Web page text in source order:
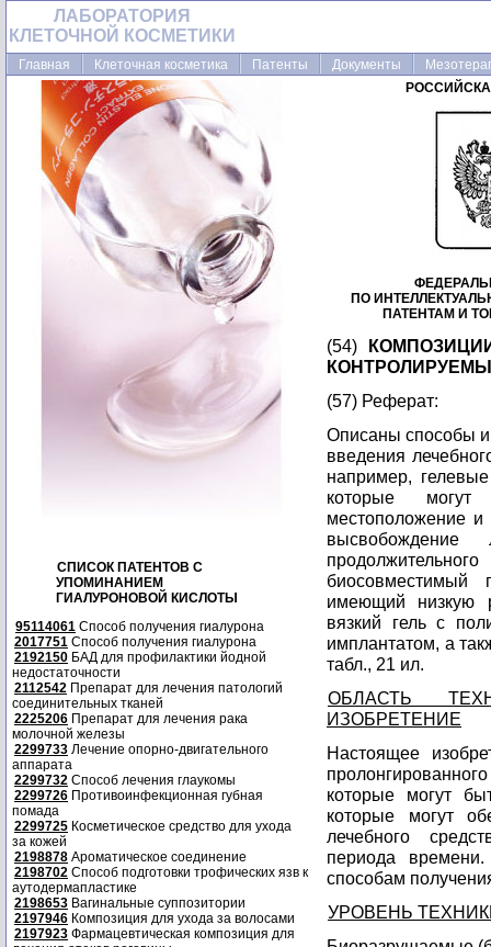
ЛАБОРАТОРИЯ
КЛЕТОЧНОЙ КОСМЕТИКИ
Главная Клеточная косметика Патенты Документы
СПИСОК ПАТЕНТОВ С
УПОМИНАНИЕМ
ГИАЛУРОНОВОЙ КИСЛОТЫ
95114061 Способ получения гиалурона
2017751 Способ получения гиалурона
2192150 БАД для профилактики йодной
недостаточности
2112542 Препарат для лечения патологий
соединительных тканей
2225206 Препарат для лечения рака
молочной железы
2299733 Лечение опорно-двигательного
аппарата
2299732 Способ лечения глаукомы
2299726 Противоинфекционная губная
помада
2299725 Косметическое средство для ухода
за кожей
2198878 Ароматическое соединение
2198702 Способ подготовки трофических язв к
аутодермапластике
2198653 Вагинальные суппозитории
2197946 Композиция для ухода за волосами
2197923 Фармацевтическая композиция для
ПО
ПАТЕНТАМ И
(54)
(57) Реферат:
Описаны способы и
введения
например,
которые
местоположение и
высвобождение
биосовместимый
имеющий низкую
вязкий гель с
имплантатом, а
табл., 21 ил.
ОБЛАСТЬ
ИЗОБРЕТЕНИЕ
Настоящее
которые могут
которые могут
лечебного
периода
способам
УРОВЕНЬ